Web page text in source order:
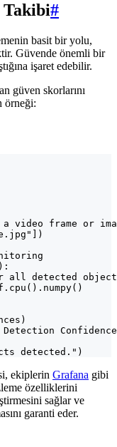
Takibi#
basit bir yolu,
Güvende önemli bir
işaret edebilir.
güven skorlarını
örneği:
a video frame or
all detected
detected.")
ekiplerin Grafana gibi
özelliklerini
sağlar ve
garanti eder.